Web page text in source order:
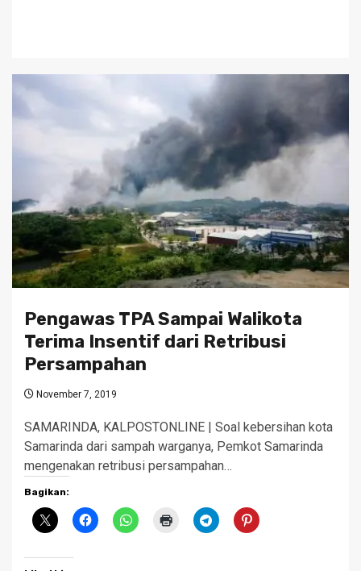
Pengawas TPA Sampai Walikota
Terima Insentif dari Retribusi
Persampahan
November 7, 2019
SAMARINDA, KALPOSTONLINE | Soal kebersihan kota
Samarinda dari sampah warganya, Pemkot Samarinda
mengenakan retribusi persampahan…
Bagikan: